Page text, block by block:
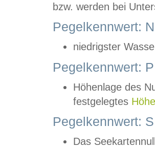
bzw. werden bei
Pegelkennwert:
niedrigster
Pegelkennwert:
Höhenlage des
festgelegtes
Pegelkennwert:
Das